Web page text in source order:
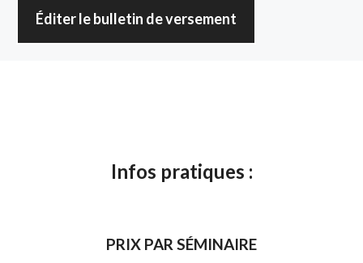
Éditer le bulletin de versement
Infos pratiques :
PRIX PAR SÉMINAIRE